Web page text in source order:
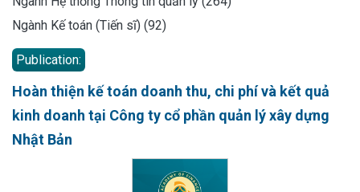
Ngành Kế toán (Tiến sĩ) (92)
Publication:
Hoàn thiện kế toán doanh thu, chi phí và kết quả
kinh doanh tại Công ty cổ phần quản lý xây dựng
Nhật Bản